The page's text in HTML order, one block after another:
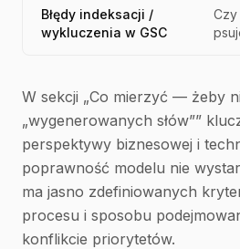
Błędy indeksacji /
wykluczenia w GSC
Czy
W sekcji „Co mierzyć — żeby
„wygenerowanych słów””
perspektywy biznesowej i
poprawność modelu nie
ma jasno zdefiniowanych
procesu i sposobu
konflikcie priorytetów.